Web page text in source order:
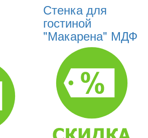
Стенка для
гостиной
"Макарена" МДФ